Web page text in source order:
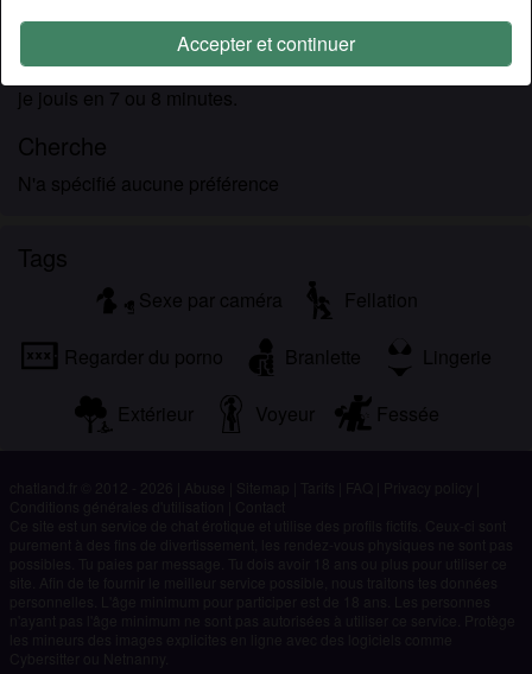
Accepter et continuer
d’autre. La position que je préfère c’est que vous soyez
assis sur une chaise et que je vous chevauche, en général
je jouis en 7 ou 8 minutes.
Cherche
N'a spécifié aucune préférence
Tags
Sexe par caméra Fellation
Regarder du porno Branlette Lingerie
Extérieur Voyeur Fessée